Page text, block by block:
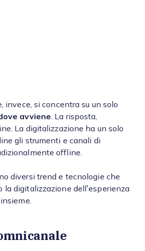
invece, si concentra su un solo
avviene . La risposta,
La digitalizzazione ha un solo
gli strumenti e canali di
offline.
diversi trend e tecnologie che
la digitalizzazione dell’esperienza